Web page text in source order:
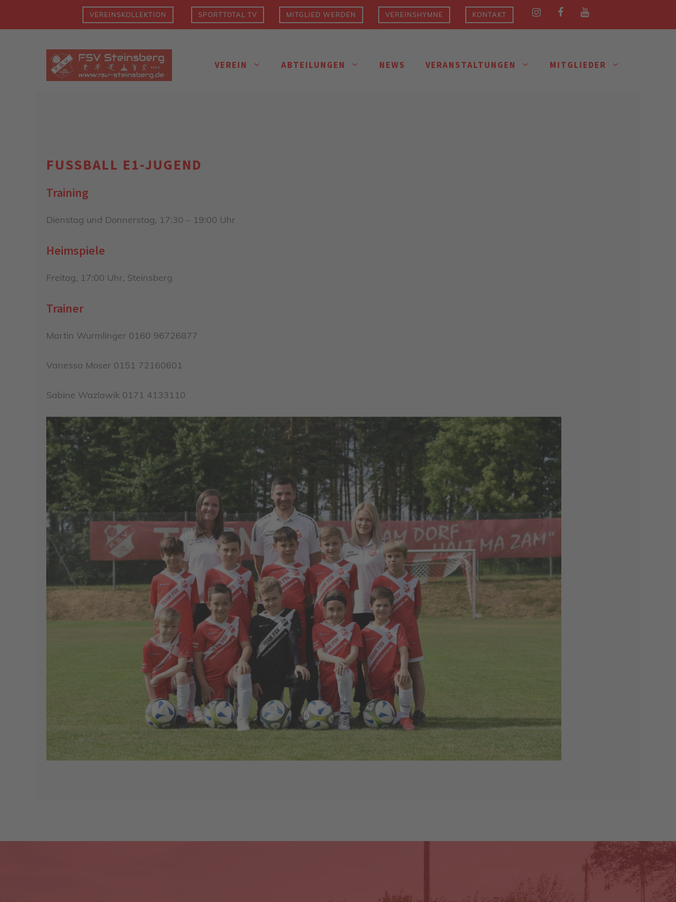
VEREINSKOLLEKTION SPORTTOTAL TV MITGLIED WERDEN VEREINSHYMNE KONTAKT
VEREIN ABTEILUNGEN NEWS VERANSTALTUNGEN MITGLIEDER
FUSSBALL E1-JUGEND
Training
Dienstag und Donnerstag, 17:30 – 19:00 Uhr
Heimspiele
Freitag, 17:00 Uhr, Steinsberg
Trainer
Martin Wurmlinger 0160 96726877
Vanessa Moser 0151 72160601
Sabine Wazlawik 0171 4133110